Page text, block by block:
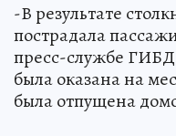
-В результате
пострадала
пресс-службе
была оказана на
была отпущена